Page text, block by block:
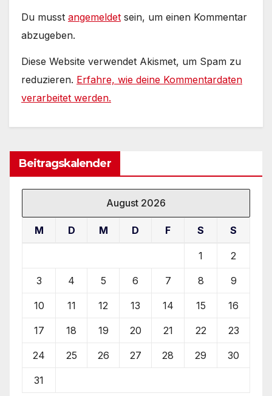
Du musst angemeldet sein, um einen Kommentar
abzugeben.
Diese Website verwendet Akismet, um Spam zu
reduzieren. Erfahre, wie deine Kommentardaten
verarbeitet werden.
Beitragskalender
August 2026
M D M D F S S
1 2
3 4 5 6 7 8 9
10 11 12 13 14 15 16
17 18 19 20 21 22 23
24 25 26 27 28 29 30
31